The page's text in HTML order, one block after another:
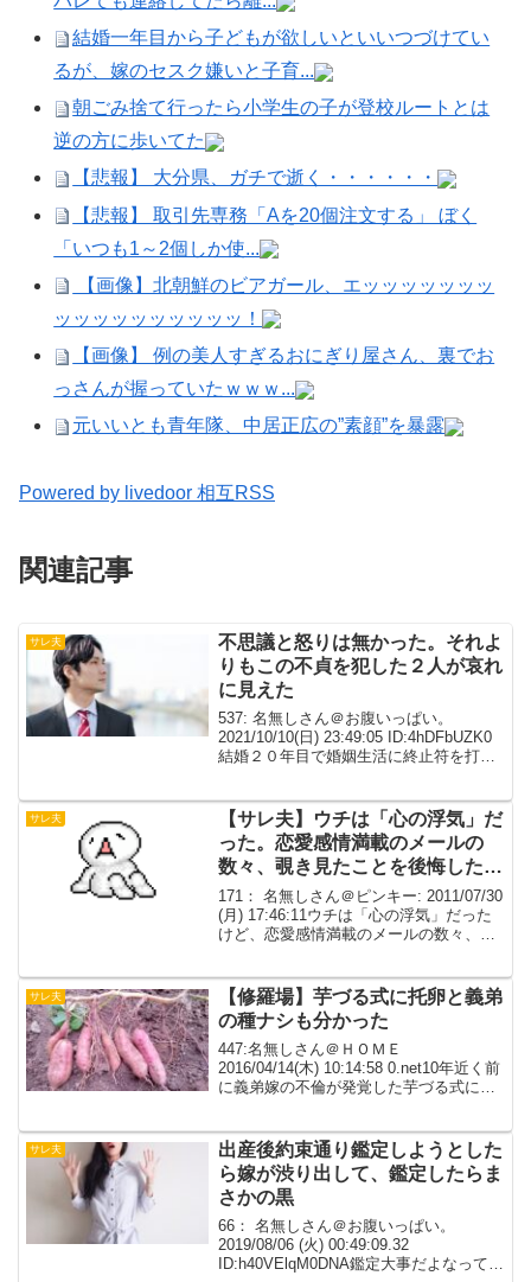
結婚一年目から子どもが欲しいといいつづけてい
るが、嫁のセスク嫌いと子育...
朝ごみ捨て行ったら小学生の子が登校ルートとは
逆の方に歩いてた
【悲報】 大分県、ガチで逝く・・・・・・
【悲報】 取引先専務「Aを20個注文する」 ぼく
「いつも1～2個しか使...
【画像】北朝鮮のビアガール、エッッッッッッッ
ッッッッッッッッッッ！
【画像】 例の美人すぎるおにぎり屋さん、裏でお
っさんが握っていたｗｗｗ...
元いいとも青年隊、中居正広の”素顔”を暴露
Powered by livedoor 相互RSS
関連記事
サレ夫
不思議と怒りは無かった。それよ
りもこの不貞を犯した２人が哀れ
に見えた
537: 名無しさん＠お腹いっぱい。
2021/10/10(日) 23:49:05 ID:4hDFbUZK0
結婚２０年目で婚姻生活に終止符を打っ
万 通勤代や昼食代でなくな...
サレ夫
【サレ夫】ウチは「心の浮気」だ
った。恋愛感情満載のメールの
数々、覗き見たことを後悔したけ
ど、結局問いつめました。【再構
築】
171： 名無しさん＠ピンキー: 2011/07/30
(月) 17:46:11ウチは「心の浮気」だった
けど、恋愛感情満載のメールの数々、ま
した。メールを見たことを逆ギ...
サレ夫
【修羅場】芋づる式に托卵と義弟
の種ナシも分かった
447:名無しさん＠ＨＯＭＥ
2016/04/14(木) 10:14:58 0.net10年近く前
に義弟嫁の不倫が発覚した芋づる式に托
して遠方に越し家族や友人とも疎遠...
サレ夫
出産後約束通り鑑定しようとした
ら嫁が渋り出して、鑑定したらま
さかの黒
66： 名無しさん＠お腹いっぱい。
2019/08/06 (火) 00:49:09.32
ID:h40VElqM0DNA鑑定大事だよなって話